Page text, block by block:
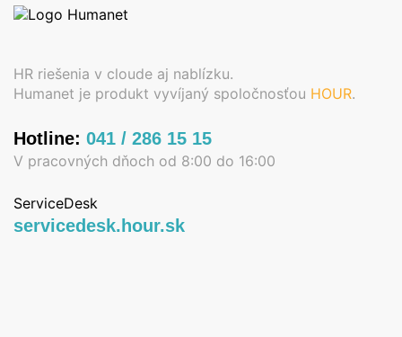
HR riešenia v cloude aj nablízku.
Humanet je produkt vyvíjaný spoločnosťou HOUR.
Hotline: 041 / 286 15 15
V pracovných dňoch od 8:00 do 16:00
ServiceDesk
servicedesk.hour.sk